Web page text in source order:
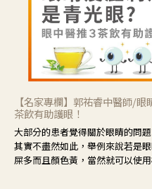
【名家專欄】郭祐睿中醫師/
茶飲有助護眼！
大部分的患者覺得關於眼睛的問
其實不盡然如此，舉例來說若是
屎多而且顏色黃，當然就可以使